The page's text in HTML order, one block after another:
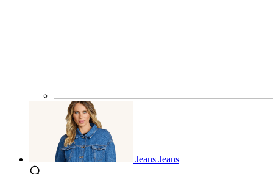
Jeans Jeans